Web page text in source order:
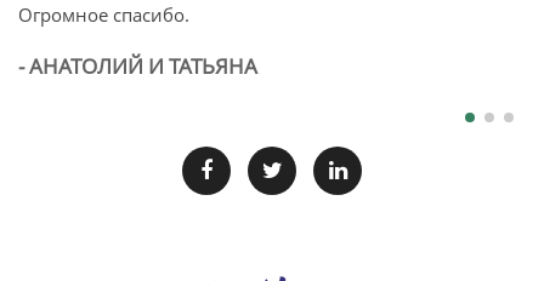
Огромное спасибо.
- АНАТОЛИЙ И ТАТЬЯНА